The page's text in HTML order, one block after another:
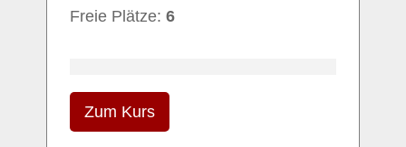
Freie Plätze: 6
Zum Kurs